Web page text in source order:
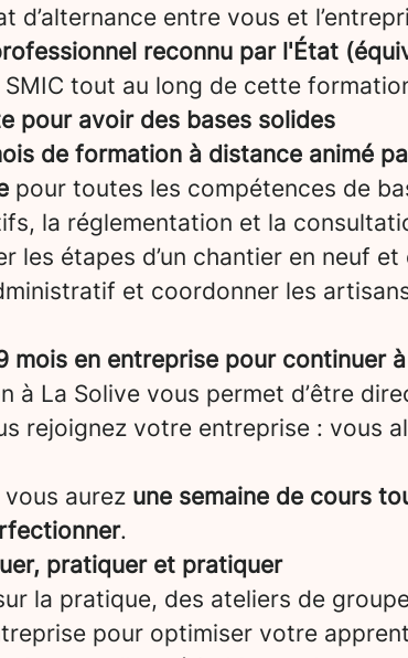
d’alternance entre vous et
reconnu par l'État
SMIC tout au long de cette
pour avoir des bases solides
de formation à distance animé
pour toutes les compétences de
la réglementation et la
les étapes d’un chantier en neuf et
et coordonner les artisans
mois en entreprise pour continuer
à La Solive vous permet d’être
rejoignez votre entreprise : vous
aurez une semaine de cours
.
pratiquer et pratiquer
la pratique, des ateliers de
pour optimiser votre